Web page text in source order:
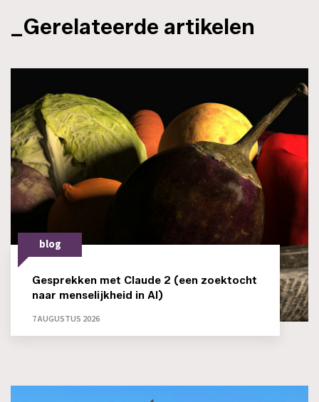
_Gerelateerde artikelen
blog
Gesprekken met Claude 2 (een zoektocht
naar menselijkheid in AI)
7 AUGUSTUS 2026